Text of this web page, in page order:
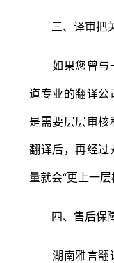
三、译审把
如果您曾与一
道专业的翻译公
是需要层层审
翻译后，再经过
量就会“更上一层
四、售后保
湖南雅言翻译